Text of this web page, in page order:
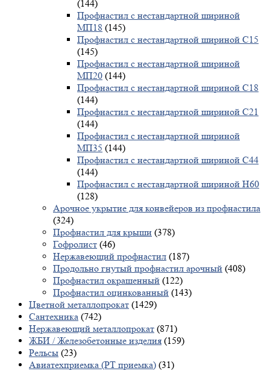
(144)
Профнастил с нестандартной шириной
МП18 (145)
Профнастил с нестандартной шириной С15
(145)
Профнастил с нестандартной шириной
МП20 (144)
Профнастил с нестандартной шириной С18
(144)
Профнастил с нестандартной шириной С21
(144)
Профнастил с нестандартной шириной
МП35 (144)
Профнастил с нестандартной шириной С44
(144)
Профнастил с нестандартной шириной Н60
(128)
Арочное укрытие для конвейеров из профнастила
(324)
Профнастил для крыши (378)
Гофролист (46)
Нержавеющий профнастил (187)
Продольно гнутый профнастил арочный (408)
Профнастил окрашенный (122)
Профнастил оцинкованный (143)
Цветной металлопрокат (1429)
Сантехника (742)
Нержавеющий металлопрокат (871)
ЖБИ / Железобетонные изделия (159)
Рельсы (23)
Авиатехприемка (РТ приемка) (31)